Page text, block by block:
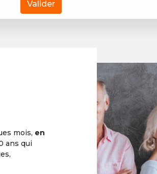
Valider
mois, en
ans qui